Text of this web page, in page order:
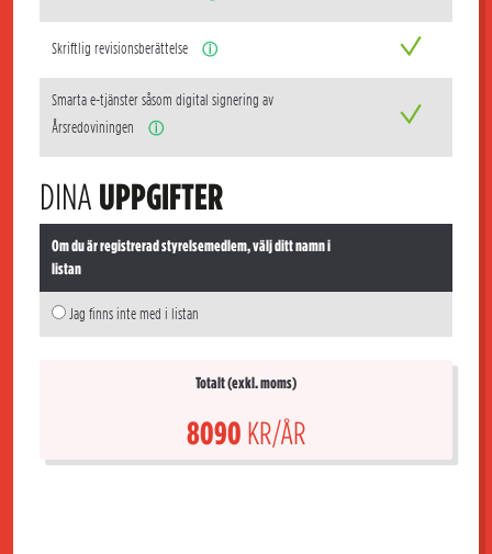
Skriftlig revisionsberättelse ⓘ
Smarta e-tjänster såsom digital signering av
Årsredoviningen
ⓘ
DINA UPPGIFTER
Om du är registrerad styrelsemedlem, välj ditt namn i
listan
Jag finns inte med i listan
Totalt (exkl. moms)
8090 KR/ÅR